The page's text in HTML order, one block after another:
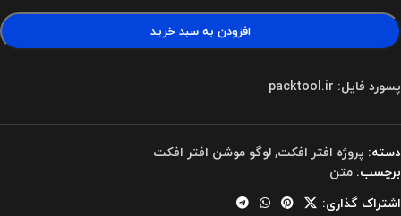
افزودن به سبد خرید
پسورد فایل: packtool.ir
دسته: پروژه افتر افکت,لوگو موشن افتر افکت
برچسب: متن
اشتراک گذاری: